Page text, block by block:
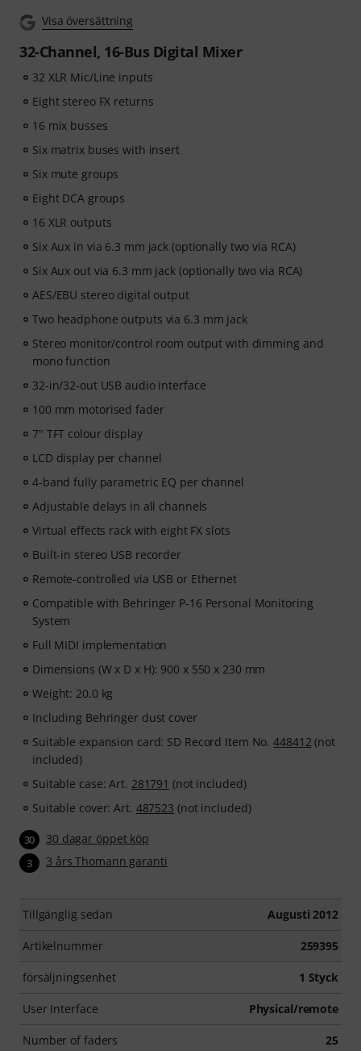
Visa översättning
32-Channel, 16-Bus Digital Mixer
32 XLR Mic/Line inputs
Eight stereo FX returns
16 mix busses
Six matrix buses with insert
Six mute groups
Eight DCA groups
16 XLR outputs
Six Aux in via 6.3 mm jack (optionally two via RCA)
Six Aux out via 6.3 mm jack (optionally two via RCA)
AES/EBU stereo digital output
Two headphone outputs via 6.3 mm jack
Stereo monitor/control room output with dimming and
mono function
32-in/32-out USB audio interface
100 mm motorised fader
7" TFT colour display
LCD display per channel
4-band fully parametric EQ per channel
Adjustable delays in all channels
Virtual effects rack with eight FX slots
Built-in stereo USB recorder
Remote-controlled via USB or Ethernet
Compatible with Behringer P-16 Personal Monitoring
System
Full MIDI implementation
Dimensions (W x D x H): 900 x 550 x 230 mm
Weight: 20.0 kg
Including Behringer dust cover
Suitable expansion card: SD Record Item No.448412 (not
included)
Suitable case: Art. 281791 (not included)
Suitable cover: Art. 487523 (not included)
30 30 dagar öppet köp
3 3 års Thomann garanti
Tillgänglig sedan Augusti 2012
Artikelnummer 259395
försäljningsenhet 1 Styck
User Interface Physical/remote
Number of faders 25